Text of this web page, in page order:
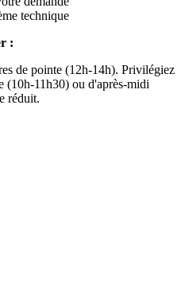
technique
:
de pointe (12h-14h). Privilégiez
(10h-11h30) ou d'après-midi
réduit.